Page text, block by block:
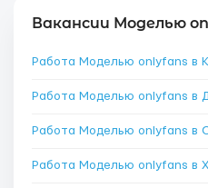
Вакансии Моделью
Работа Моделью onlyfans в
Работа Моделью onlyfans в
Работа Моделью onlyfans в
Работа Моделью onlyfans в